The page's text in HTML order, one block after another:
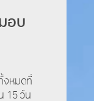
อบ
งหมดที่
15 วัน